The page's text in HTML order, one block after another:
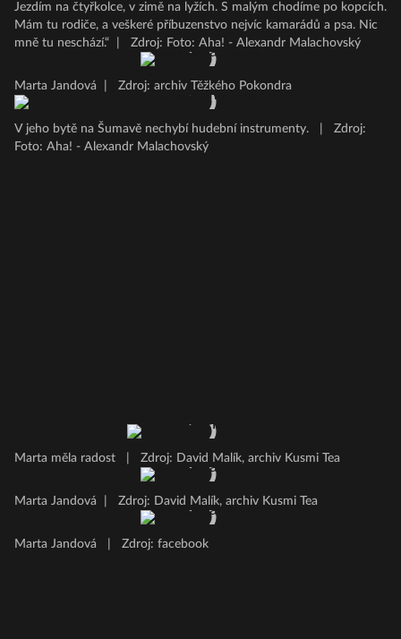
Jezdím na čtyřkolce, v zimě na lyžích. S malým chodíme po kopcích.
Mám tu rodiče, a veškeré příbuzenstvo nejvíc kamarádů a psa. Nic
mně tu neschází.“
Zdroj: Foto: Aha! - Alexandr Malachovský
Marta Jandová Zdroj: archiv Těžkého Pokondra
V jeho bytě na Šumavě nechybí hudební instrumenty.
Zdroj:
Foto: Aha! - Alexandr Malachovský
Marta měla radost Zdroj: David Malík, archiv Kusmi Tea
Marta Jandová Zdroj: David Malík, archiv Kusmi Tea
Marta Jandová Zdroj: facebook